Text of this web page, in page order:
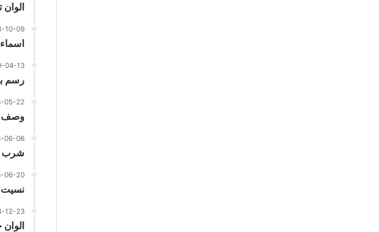
10-09
04-13
رسم
05-22
وصف
06-06
شرب
06-20
نسيت
12-23
الوان